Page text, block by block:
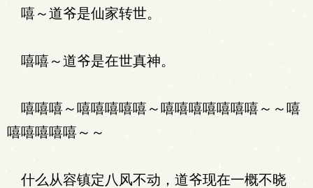
嘻～道爷是仙家转世。
嘻嘻～道爷是在世真神。
嘻嘻嘻～嘻嘻嘻嘻嘻～嘻嘻嘻嘻嘻嘻嘻～～嘻
嘻嘻嘻嘻嘻～～
什么从容镇定八风不动，道爷现在一概不晓